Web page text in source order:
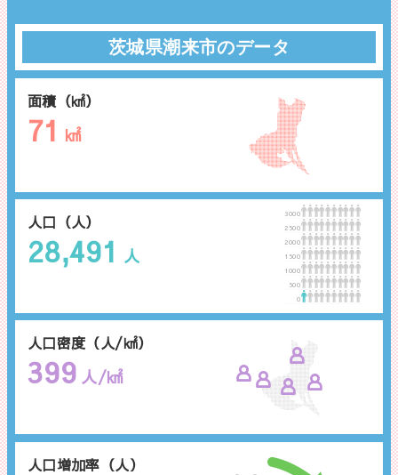
面積（㎢）
71 ㎢
人口密度（人/㎢）
399 人/㎢
茨城県潮来市のデータ
人口（人）
28,491 人
3000
2500
2000
1500
1000
500
0
人口増加率（人）